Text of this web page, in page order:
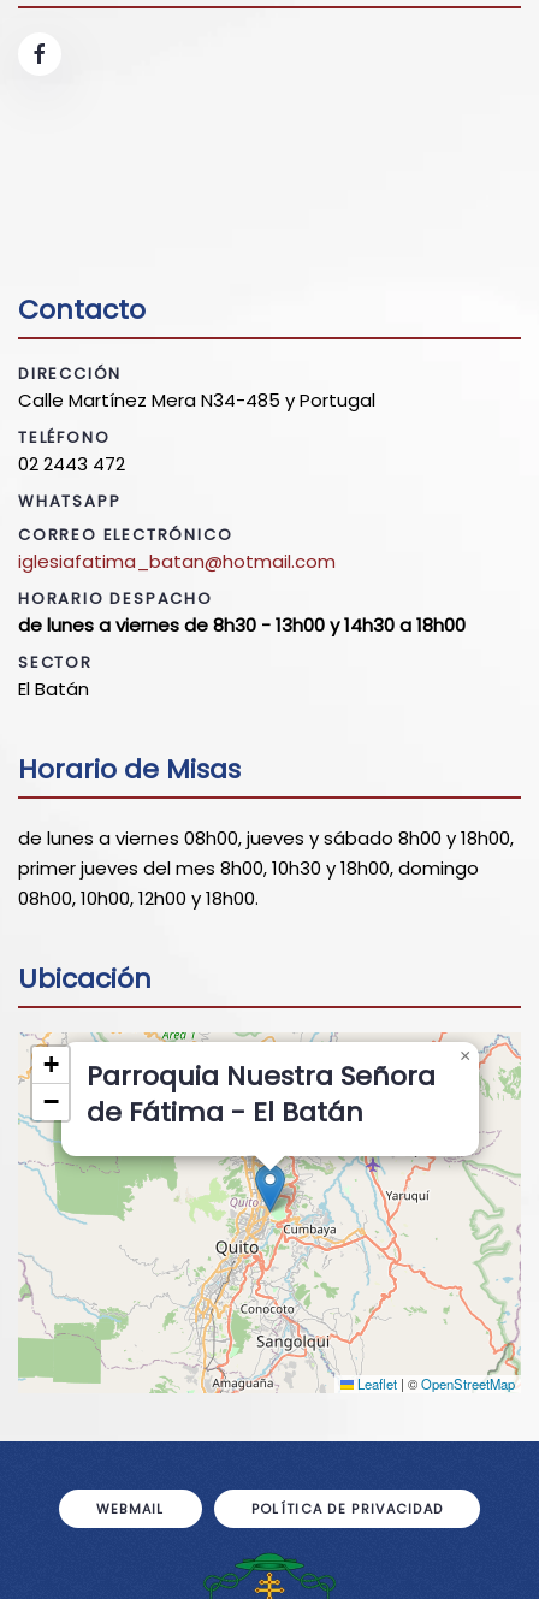
Contacto
DIRECCIÓN
Calle Martínez Mera N34-485 y Portugal
TELÉFONO
02 2443 472
WHATSAPP
CORREO ELECTRÓNICO
iglesiafatima_batan@hotmail.com
HORARIO DESPACHO
de lunes a viernes de 8h30 - 13h00 y 14h30 a 18h00
SECTOR
El Batán
Horario de Misas
de lunes a viernes 08h00, jueves y sábado 8h00 y 18h00,
primer jueves del mes 8h00, 10h30 y 18h00, domingo
08h00, 10h00, 12h00 y 18h00.
Ubicación
Parroquia Nuestra Señora
de Fátima - El Batán
×
+
−
Leaflet | ©OpenStreetMap
WEBMAIL POLÍTICA DE PRIVACIDAD